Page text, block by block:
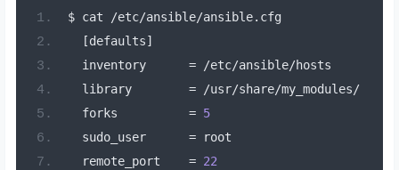
$ cat /etc/ansible/ansible. cfg
[defaults]
  inventory
= /etc/ansible/
  library
= /usr/share/my_modules/
  forks
= 5
  sudo_user
=
  remote_port
= 22